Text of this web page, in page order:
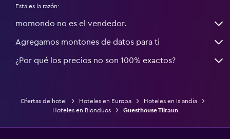
Esta es la razón:
momondo no es el vendedor.
Agregamos montones de datos para ti
¿Por qué los precios no son 100% exactos?
Ofertas de hotel Hoteles en Europa
Hoteles en Islandia
Hoteles en Blonduos
Guesthouse Tilraun